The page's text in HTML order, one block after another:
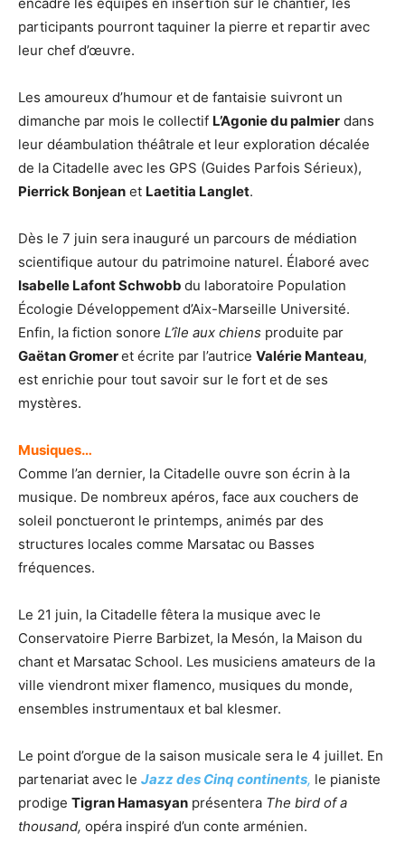
participants pourront taquiner la pierre et repartir avec
leur chef d’œuvre.
Les amoureux d’humour et de fantaisie suivront un
dimanche par mois le collectif L’Agonie du palmier dans
leur déambulation théâtrale et leur exploration décalée
de la Citadelle avec les GPS (Guides Parfois Sérieux),
Pierrick Bonjean et Laetitia Langlet.
Dès le 7 juin sera inauguré un parcours de médiation
scientifique autour du patrimoine naturel. Élaboré avec
Isabelle Lafont Schwobb du laboratoire Population
Écologie Développement d’Aix-Marseille Université.
Enfin, la fiction sonore L’île aux chiens produite par
Gaëtan Gromeret écrite par l’autrice Valérie Manteau,
est enrichie pour tout savoir sur le fort et de ses
mystères.
Musiques…
Comme l’an dernier, la Citadelle ouvre son écrin à la
musique. De nombreux apéros, face aux couchers de
soleil ponctueront le printemps, animés par des
structures locales comme Marsatac ou Basses
fréquences.
Le 21 juin, la Citadelle fêtera la musique avec le
Conservatoire Pierre Barbizet, la Mesón, la Maison du
chant et Marsatac School. Les musiciens amateurs de la
ville viendront mixer flamenco, musiques du monde,
ensembles instrumentaux et bal klesmer.
Le point d’orgue de la saison musicale sera le 4 juillet. En
partenariat avec le Jazz des Cinq continents, le pianiste
prodige Tigran Hamasyan présentera The bird of a
thousand, opéra inspiré d’un conte arménien.